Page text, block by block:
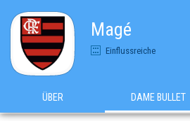
Magé
Einflussreiche
ÜBER DAME BULLET